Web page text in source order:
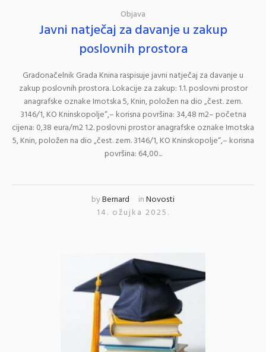
Objava
Javni natječaj za davanje u zakup
poslovnih prostora
Gradonačelnik Grada Knina raspisuje javni natječaj za davanje u
zakup poslovnih prostora. Lokacije za zakup: 1.1. poslovni prostor
anagrafske oznake Imotska 5, Knin, položen na dio „čest. zem.
3146/1, KO Kninskopolje“,– korisna površina: 34,48 m2– početna
cijena: 0,38 eura/m2 1.2. poslovni prostor anagrafske oznake Imotska
5, Knin, položen na dio „čest. zem. 3146/1, KO Kninskopolje“,– korisna
površina: 64,00...
byBernard inNovosti
14. ožujka 2025.